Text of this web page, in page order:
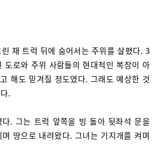
채 트럭 뒤에 숨어서는 주위를 살폈다. 3
로와 주위 사람들의 현대적인 복장이 아
해도 믿겨질 정도였다. 그래도 예상한 것
.
. 그는 트럭 앞쪽을 빙 돌아 뒷좌석 문을
땅으로 내려왔다. 그녀는 기지개를 켜며